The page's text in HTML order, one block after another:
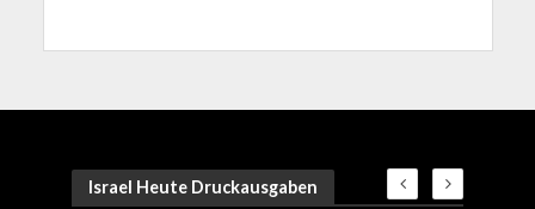
Israel Heute Druckausgaben